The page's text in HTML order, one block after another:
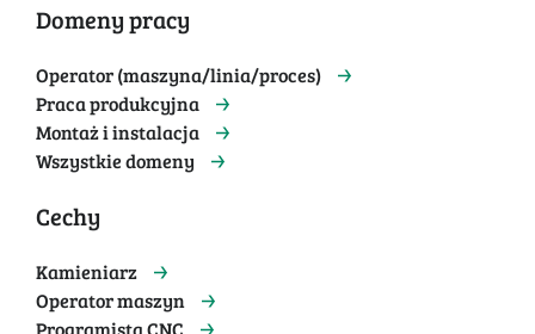
Domeny pracy
Operator (maszyna/linia/proces)
Praca produkcyjna
Montaż i instalacja
Wszystkie domeny
Cechy
Kamieniarz
Operator maszyn
Programista CNC